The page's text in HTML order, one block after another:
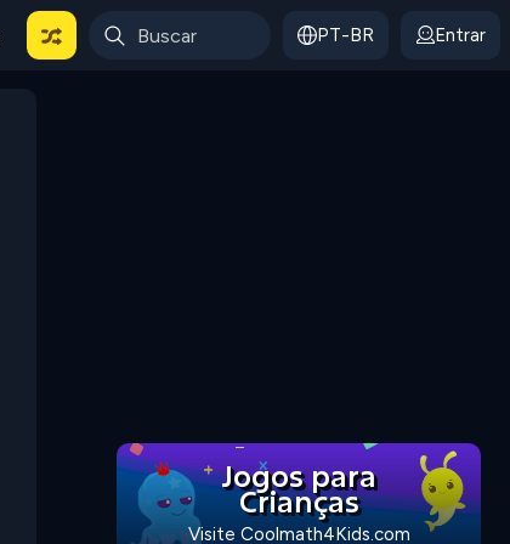
PT-BR Entrar
Jogos para
Crianças
Visite Coolmath4Kids.com